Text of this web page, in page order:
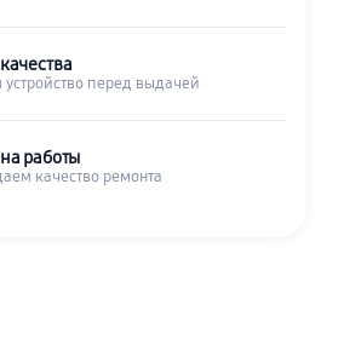
перед выдачей
работы
качество ремонта